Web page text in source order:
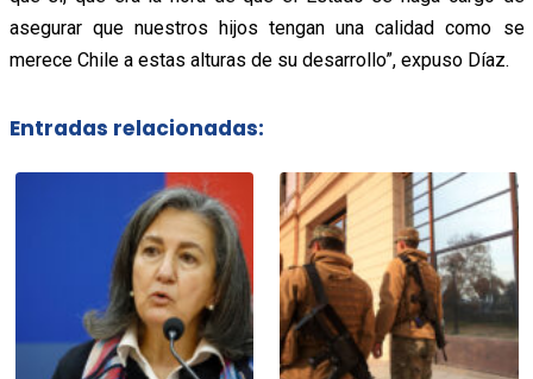
asegurar que nuestros hijos tengan una calidad como se
merece Chile a estas alturas de su desarrollo”, expuso Díaz.
Entradas relacionadas: